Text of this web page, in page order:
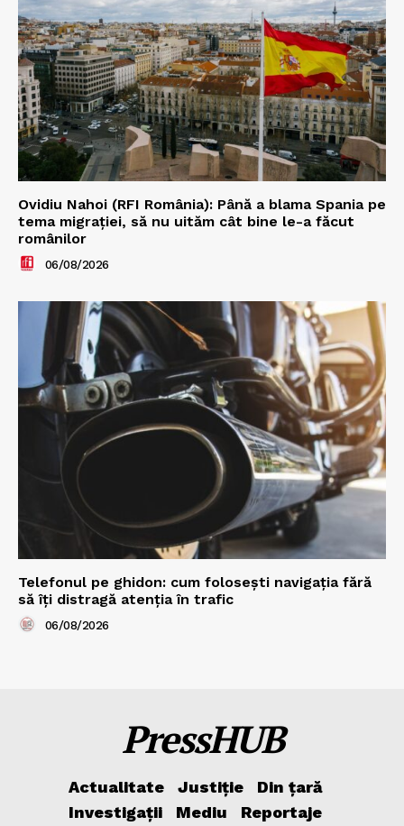
Ovidiu Nahoi (RFI România): Până a blama Spania pe
tema migrației, să nu uităm cât bine le-a făcut
românilor
06/08/2026
Telefonul pe ghidon: cum folosești navigația fără
să îți distragă atenția în trafic
06/08/2026
PressHUB
Actualitate Justiție
Din țară
Investigații
Mediu
Reportaje